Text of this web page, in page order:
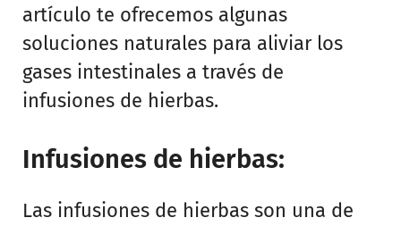
artículo te ofrecemos algunas
soluciones naturales para aliviar los
gases intestinales a través de
infusiones de hierbas.
Infusiones de hierbas:
Las infusiones de hierbas son una de